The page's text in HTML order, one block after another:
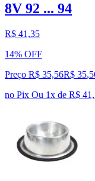
8V 92 ... 94
R$ 41,35
14% OFF
Preço R$ 35,56R$ 35,
no Pix Ou 1x de R$